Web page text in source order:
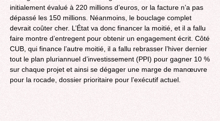
initialement évalué à 220 millions d’euros, or la facture n’a pas
dépassé les 150 millions. Néanmoins, le bouclage complet
devrait coûter cher. L’État va donc financer la moitié, et il a fallu
faire montre d’entregent pour obtenir un engagement écrit. Côté
CUB, qui finance l’autre moitié, il a fallu rebrasser l’hiver dernier
tout le plan pluriannuel d’investissement (PPI) pour gagner 10 %
sur chaque projet et ainsi se dégager une marge de manœuvre
pour la rocade, dossier prioritaire pour l’exécutif actuel.